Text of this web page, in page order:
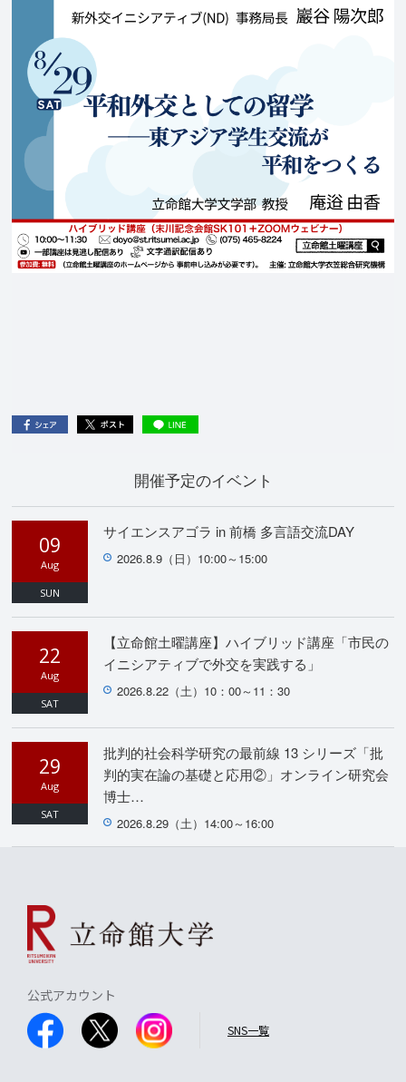
開催予定のイベント
09
Aug
SUN
サイエンスアゴラ in 前橋 多言語交流DAY
2026.8.9（日）10:00～15:00
22
Aug
SAT
【立命館土曜講座】ハイブリッド講座「市民の
イニシアティブで外交を実践する」
2026.8.22（土）10：00～11：30
29
Aug
SAT
批判的社会科学研究の最前線 13 シリーズ「批
判的実在論の基礎と応用②」オンライン研究会
博士…
2026.8.29（土）14:00～16:00
公式アカウント
SNS一覧